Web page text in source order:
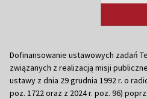
Dofinansowanie ustawowych zadań
związanych z realizacją misji
ustawy z dnia 29 grudnia 1992 r. o
poz. 1722 oraz z 2024 r. poz. 96)